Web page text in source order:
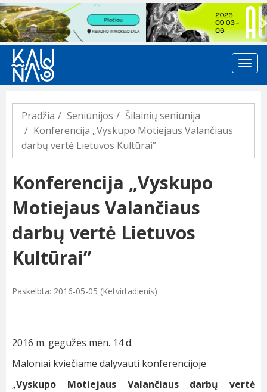
Previous
Pradžia Seniūnijos
Šilainių seniūnija
Konferencija „Vyskupo Motiejaus Valančiaus
darbų vertė Lietuvos Kultūrai”
Konferencija „Vyskupo
Motiejaus Valančiaus
darbų vertė Lietuvos
Kultūrai”
Paskelbta: 2016-05-05 (Ketvirtadienis)
2016 m. gegužės mėn. 14 d.
Maloniai kviečiame dalyvauti konferencijoje
„Vyskupo Motiejaus Valančiaus darbų vertė